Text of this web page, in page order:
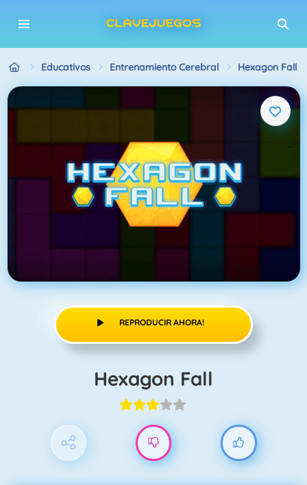
Educativos Entrenamiento Cerebral Hexagon Fall
REPRODUCIR AHORA!
Hexagon Fall